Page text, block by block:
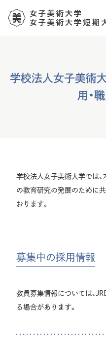
学校法人女子美術
用・
学校法人女子美術大学では
の教育研究の発展のために
おります。
募集中の採用情報
教員募集情報については、
る場合があります。